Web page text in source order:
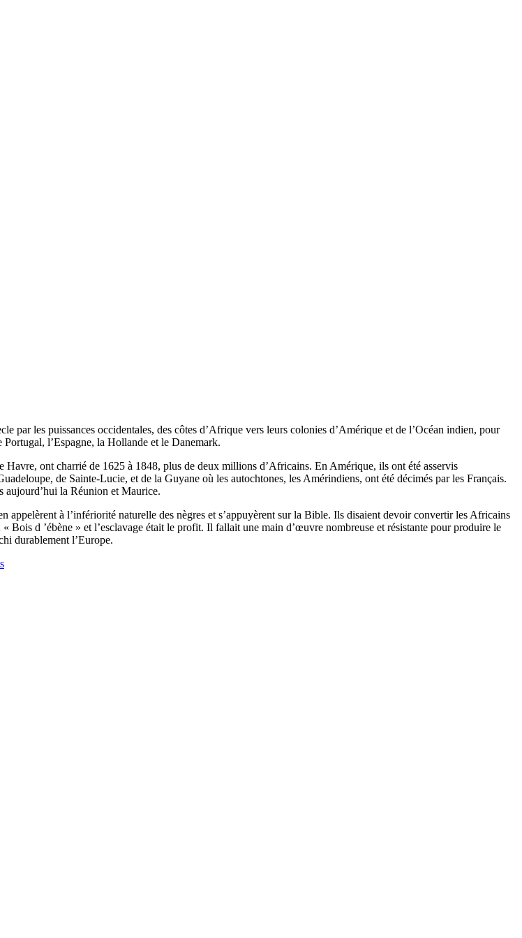
par les puissances occidentales, des côtes d’Afrique vers leurs colonies d’Amérique et de l’Océan indien, pour
l’Espagne, la Hollande et le Danemark.
ont charrié de 1625 à 1848, plus de deux millions d’Africains. En Amérique, ils ont été asservis
de Sainte-Lucie, et de la Guyane où les autochtones, les Amérindiens, ont été décimés par les Français.
aujourd’hui la Réunion et Maurice.
appelèrent à l’infériorité naturelle des nègres et s’appuyèrent sur la Bible. Ils disaient devoir convertir les Africains
d ’ébène » et l’esclavage était le profit. Il fallait une main d’œuvre nombreuse et résistante pour produire le
durablement l’Europe.